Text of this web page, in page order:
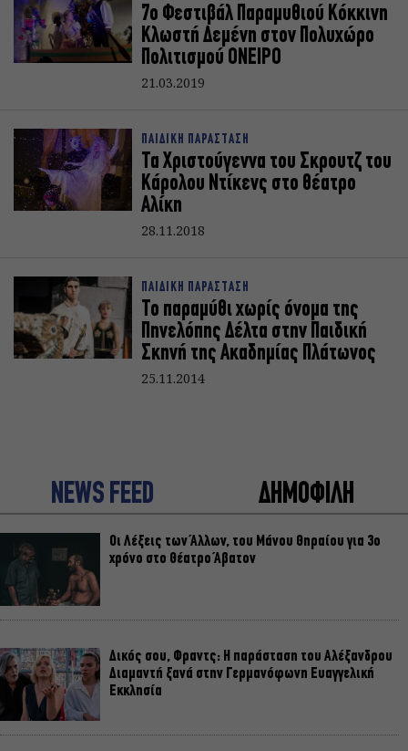
7ο Φεστιβάλ Παραμυθιού Κόκκινη
Κλωστή Δεμένη στον Πολυχώρο
Πολιτισμού ΟΝΕΙΡΟ
21.03.2019
ΠΑΙΔΙΚΗ ΠΑΡΑΣΤΑΣΗ
Τα Χριστούγεννα του Σκρουτζ του
Κάρολου Ντίκενς στο θέατρο
Αλίκη
28.11.2018
ΠΑΙΔΙΚΗ ΠΑΡΑΣΤΑΣΗ
Το παραμύθι χωρίς όνομα της
Πηνελόπης Δέλτα στην Παιδική
Σκηνή της Ακαδημίας Πλάτωνος
25.11.2014
NEWS FEED ΔΗΜΟΦΙΛΗ
Οι Λέξεις των Άλλων, του Μάνου Θηραίου για 3ο
χρόνο στο Θέατρο Άβατον
Δικός σου, Φραντς: Η παράσταση του Αλέξανδρου
Διαμαντή ξανά στην Γερμανόφωνη Ευαγγελική
Εκκλησία